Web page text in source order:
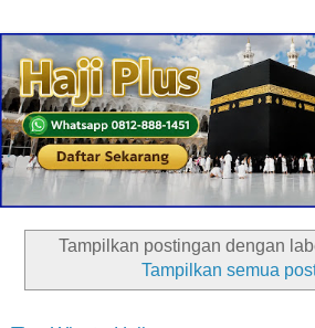
Tampilkan postingan dengan
Tampilkan semua